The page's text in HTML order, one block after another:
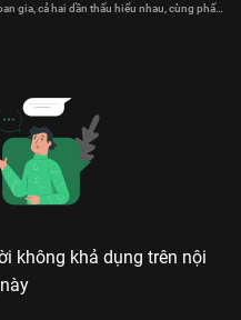
gia, cả hai dần thấu hiểu nhau, cùng phấn
không khả dụng trên nội